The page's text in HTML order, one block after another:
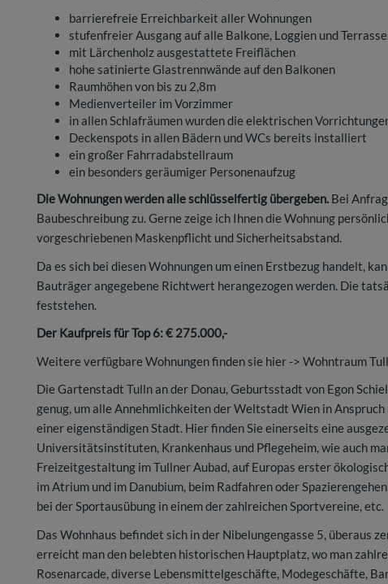
barrierefreie Erreichbarkeit aller Wohnungen
stufenfreier Ausgang auf alle Balkone, Loggien und
mit Lärchenholz ausgestattete Freiflächen
hohe satinierte Glastrennwände auf den Balkonen
Raumhöhen von bis zu 2,8m
Medienverteiler im Vorzimmer
in allen Schlafräumen wurden die elektrischen
Deckenspots in allen Bädern und WCs bereits installiert
ein großer Fahrradabstellraum
ein besonders geräumiger Personenaufzug
Die Wohnungen werden alle schlüsselfertig übergeben. Bei
Baubeschreibung zu. Gerne zeige ich Ihnen die Wohnung
vorgeschriebenen Maskenpflicht und Sicherheitsabstand.
Da es sich bei diesen Wohnungen um einen Erstbezug handelt,
Bauträger angegebene Richtwert herangezogen werden. Die
feststehen.
Der Kaufpreis für Top 6: € 275.000,-
Weitere verfügbare Wohnungen finden sie hier-> Wohntraum
Die Gartenstadt Tulln an der Donau, Geburtsstadt von Egon
genug, um alle Annehmlichkeiten der Weltstadt Wien in
einer eigenständigen Stadt. Hier finden Sie einerseits eine
Universitätsinstituten, Krankenhaus und Pflegeheim, wie auch
Freizeitgestaltung im Tullner Aubad, auf Europas erster
im Atrium und im Danubium, beim Radfahren oder
bei der Sportausübung in einem der zahlreichen Sportvereine, etc.
Das Wohnhaus befindet sich in der Nibelungengasse 5, überaus
erreicht man den belebten historischen Hauptplatz, wo man
Rosenarcade, diverse Lebensmittelgeschäfte, Modegeschäfte,